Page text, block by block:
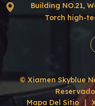
Building NO.21,
Torch high-
© Xiamen Skyblue
Mapa Del Sitio
|